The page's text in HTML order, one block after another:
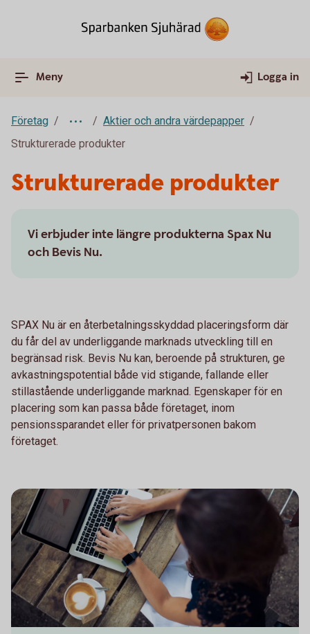
Meny Logga in
Företag
Aktier och andra värdepapper
Strukturerade produkter
Strukturerade produkter
Vi erbjuder inte längre produkterna Spax Nu
och Bevis Nu.
SPAX Nu är en återbetalningsskyddad placeringsform där
du får del av underliggande marknads utveckling till en
begränsad risk. Bevis Nu kan, beroende på strukturen, ge
avkastningspotential både vid stigande, fallande eller
stillastående underliggande marknad. Egenskaper för en
placering som kan passa både företaget, inom
pensionssparandet eller för privatpersonen bakom
företaget.